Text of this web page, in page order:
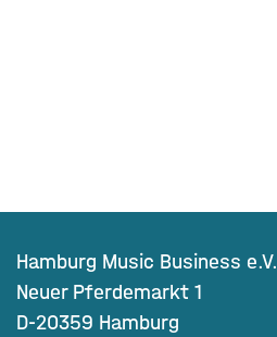
Hamburg Music Business e.V.
Neuer Pferdemarkt 1
D-20359 Hamburg